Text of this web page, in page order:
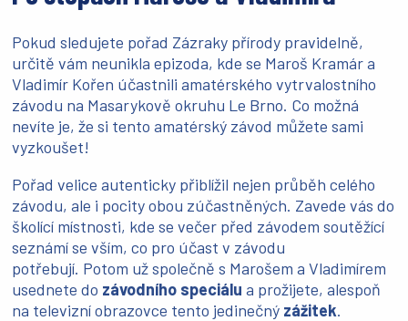
Pokud sledujete pořad Zázraky přírody pravidelně,
určitě vám neunikla epizoda, kde se Maroš Kramár a
Vladimír Kořen účastnili amatérského vytrvalostního
závodu na Masarykově okruhu Le Brno. Co možná
nevíte je, že si tento amatérský závod můžete sami
vyzkoušet!
Pořad velice autenticky přiblížil nejen průběh celého
závodu, ale i pocity obou zúčastněných. Zavede vás do
školící místnosti, kde se večer před závodem soutěžící
seznámí se vším, co pro účast v závodu
potřebují. Potom už společně s Marošem a Vladimírem
usednete do závodního speciálu a prožijete, alespoň
na televizní obrazovce tento jedinečný zážitek.